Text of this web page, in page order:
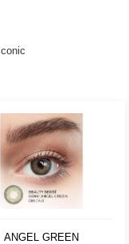
İconic
ANGEL GREEN